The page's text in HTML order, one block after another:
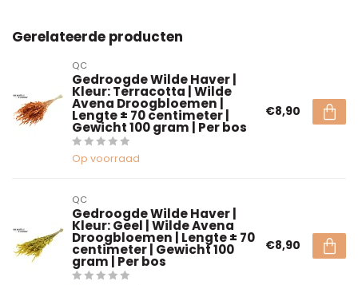
Gerelateerde producten
QC
Gedroogde Wilde Haver |
Kleur: Terracotta | Wilde
Avena Droogbloemen |
Lengte ± 70 centimeter |
Gewicht 100 gram | Per bos
Op voorraad
€8,90
QC
Gedroogde Wilde Haver |
Kleur: Geel | Wilde Avena
Droogbloemen | Lengte ± 70
centimeter | Gewicht 100
gram | Per bos
€8,90